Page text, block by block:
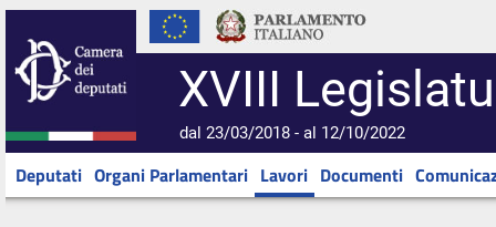
XVIII
dal 23/03/2018 - al 12/10/2022
Deputati Organi Parlamentari Lavori Documenti